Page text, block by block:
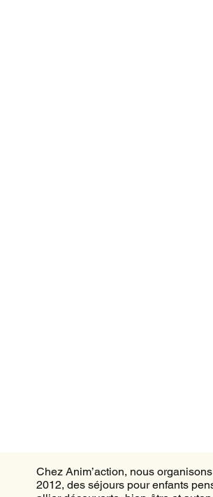
Chez Anim’action, nous
2012, des séjours pour enfants